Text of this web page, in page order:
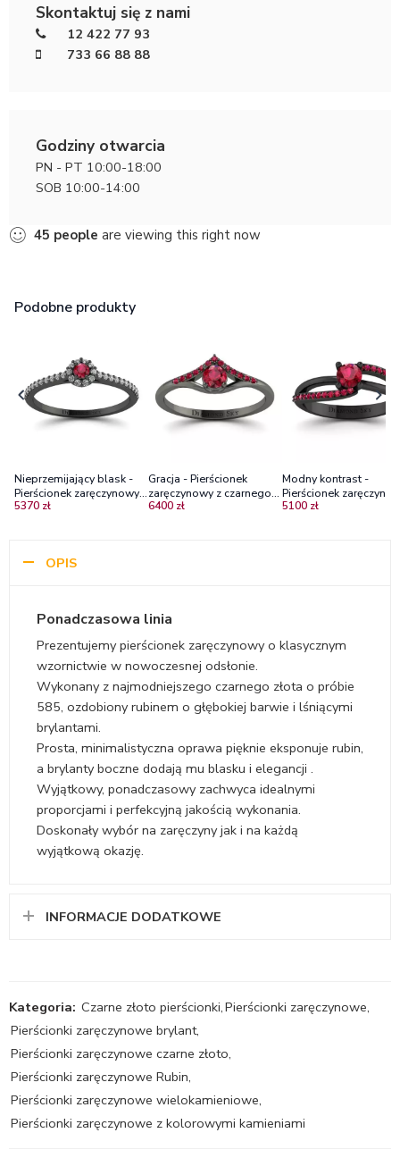
Skontaktuj się z nami
12 422 77 93
733 66 88 88
Godziny otwarcia
PN - PT 10:00-18:00
SOB 10:00-14:00
45 people are viewing this right now
Podobne produkty
Nieprzemijający blask -
Pierścionek zaręczynowy z
czarnego złota z rubinem i
5370 zł
Gracja - Pierścionek
zaręczynowy z czarnego
złota z rubinami
6400 zł
Modny kontrast -
Pierścionek
czarnego złota z
5100 zł
OPIS
Ponadczasowa linia
Prezentujemy pierścionek zaręczynowy o klasycznym
wzornictwie w nowoczesnej odsłonie.
Wykonany z najmodniejszego czarnego złota o próbie
585, ozdobiony rubinem o głębokiej barwie i lśniącymi
brylantami.
Prosta, minimalistyczna oprawa pięknie eksponuje rubin,
a brylanty boczne dodają mu blasku i elegancji .
Wyjątkowy, ponadczasowy zachwyca idealnymi
proporcjami i perfekcyjną jakością wykonania.
Doskonały wybór na zaręczyny jak i na każdą
wyjątkową okazję.
INFORMACJE DODATKOWE
Kategoria: Czarne złoto pierścionki,Pierścionki zaręczynowe,
Pierścionki zaręczynowe brylant,
Pierścionki zaręczynowe czarne złoto,
Pierścionki zaręczynowe Rubin,
Pierścionki zaręczynowe wielokamieniowe,
Pierścionki zaręczynowe z kolorowymi kamieniami